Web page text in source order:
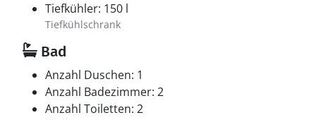
Tiefkühler: 150 l
Tiefkühlschrank
Bad
Anzahl Duschen: 1
Anzahl Badezimmer: 2
Anzahl Toiletten: 2